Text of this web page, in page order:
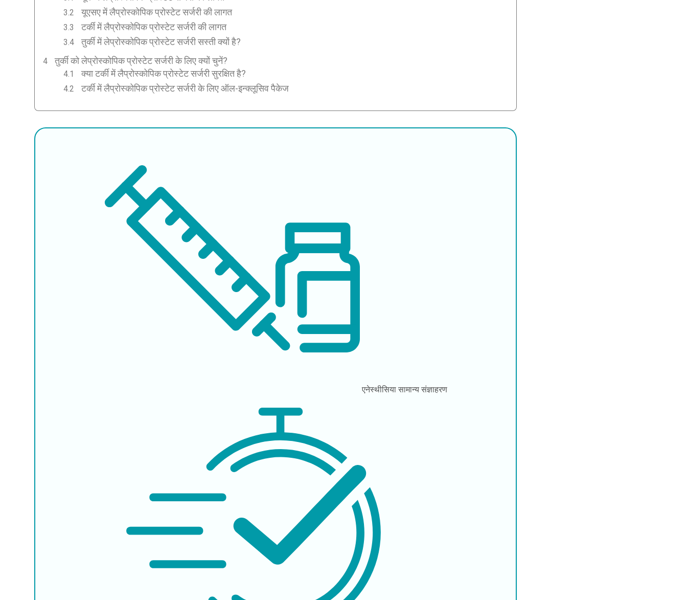
यूएसए में लैप्रोस्कोपिक प्रोस्टेट सर्जरी की लागत
टर्की में लैप्रोस्कोपिक प्रोस्टेट सर्जरी की लागत
तुर्की में लेप्रोस्कोपिक प्रोस्टेट सर्जरी सस्ती क्यों है?
तुर्की को लेप्रोस्कोपिक प्रोस्टेट सर्जरी के लिए क्यों चुनें?
क्या टर्की में लैप्रोस्कोपिक प्रोस्टेट सर्जरी सुरक्षित है?
टर्की में लैप्रोस्कोपिक प्रोस्टेट सर्जरी के लिए ऑल-इन्क्लूसिव पैकेज
एनेस्थीसिया सामान्य संज्ञाहरण